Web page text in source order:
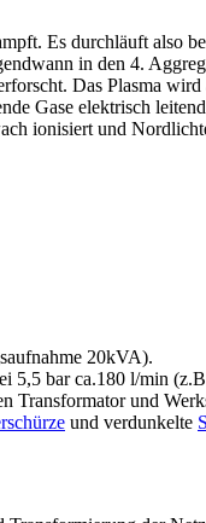
Es durchläuft also
in den 4.
Das Plasma
Gase elektrisch
ionisiert und
20kVA).
5,5 bar ca.180 l/min
Transformator und
und verdunkelte